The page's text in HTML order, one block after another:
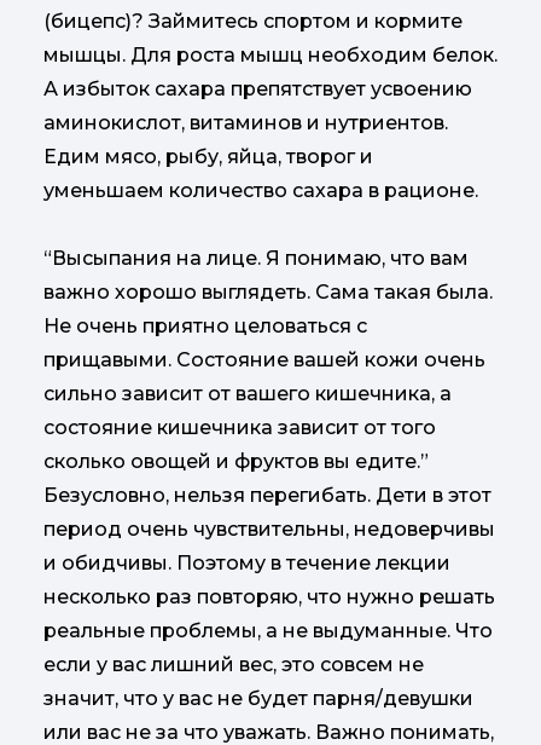
(бицепс)? Займитесь спортом и кормите
мышцы. Для роста мышц необходим белок.
А избыток сахара препятствует усвоению
аминокислот, витаминов и нутриентов.
Едим мясо, рыбу, яйца, творог и
уменьшаем количество сахара в рационе.
“Высыпания на лице. Я понимаю, что вам
важно хорошо выглядеть. Сама такая была.
Не очень приятно целоваться с
прищавыми. Состояние вашей кожи очень
сильно зависит от вашего кишечника, а
состояние кишечника зависит от того
сколько овощей и фруктов вы едите.”
Безусловно, нельзя перегибать. Дети в этот
период очень чувствительны, недоверчивы
и обидчивы. Поэтому в течение лекции
несколько раз повторяю, что нужно решать
реальные проблемы, а не выдуманные. Что
если у вас лишний вес, это совсем не
значит, что у вас не будет парня/девушки
или вас не за что уважать. Важно понимать,